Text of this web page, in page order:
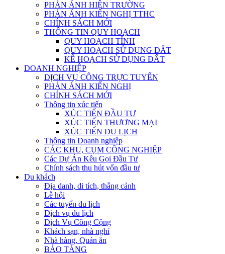
PHẢN ÁNH HIỆN TRƯỜNG
PHẢN ÁNH KIẾN NGHỊ TTHC
CHÍNH SÁCH MỚI
THÔNG TIN QUY HOẠCH
QUY HOẠCH TỈNH
QUY HOẠCH SỬ DỤNG ĐẤT
KẾ HOẠCH SỬ DỤNG ĐẤT
DOANH NGHIỆP
DỊCH VỤ CÔNG TRỰC TUYẾN
PHẢN ÁNH KIẾN NGHỊ
CHÍNH SÁCH MỚI
Thông tin xúc tiến
XÚC TIẾN ĐẦU TƯ
XÚC TIẾN THƯƠNG MẠI
XÚC TIẾN DU LỊCH
Thông tin Doanh nghiệp
CÁC KHU, CỤM CÔNG NGHIỆP
Các Dự Án Kêu Gọi Đầu Tư
Chính sách thu hút vốn đầu tư
Du khách
Địa danh, di tích, thắng cảnh
Lễ hội
Các tuyến du lịch
Dịch vụ du lịch
Dịch Vụ Công Cộng
Khách sạn, nhà nghỉ
Nhà hàng, Quán ăn
BẢO TÀNG